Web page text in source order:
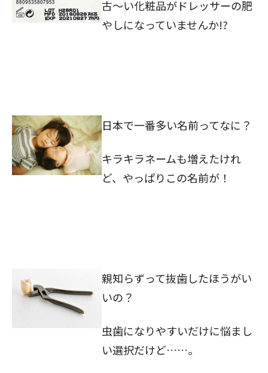
古～い化粧品がドレッサーの肥
やしになっていませんか!?
日本で一番多い名前ってなに？
キラキラネームも増えたけれ
ど、やっぱりこの名前が！
親知らずって抜歯したほうがい
いの？
虫歯になりやすいだけに悩まし
い選択だけど……。